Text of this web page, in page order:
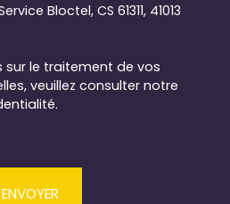
Bloctel, CS 61311, 41013
sur le traitement de vos
veuillez consulter notre
.
ENVOYER